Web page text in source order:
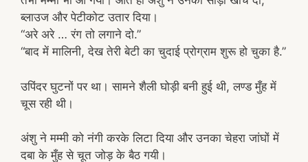
ब्लाउज और पेटीकोट उतार दिया।
“अरे अरे … रंग तो लगाने दो.”
“बाद में मालिनी, देख तेरी बेटी का चुदाई प्रोग्राम शुरू हो चुका है.”
उपिंदर घुटनों पर था। सामने शैली घोड़ी बनी हुई थी, लण्ड मुँह में
चूस रही थी।
अंशु ने मम्मी को नंगी करके लिटा दिया और उनका चेहरा जांघों में
दबा के मुँह से चूत जोड़ के बैठ गयी।